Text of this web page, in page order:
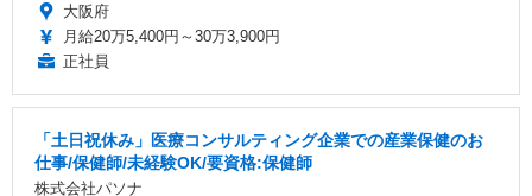
大阪府
月給20万5,400円～30万3,900円
正社員
「土日祝休み」医療コンサルティング企業での産業保健のお
仕事/保健師/未経験OK/要資格:保健師
株式会社パソナ